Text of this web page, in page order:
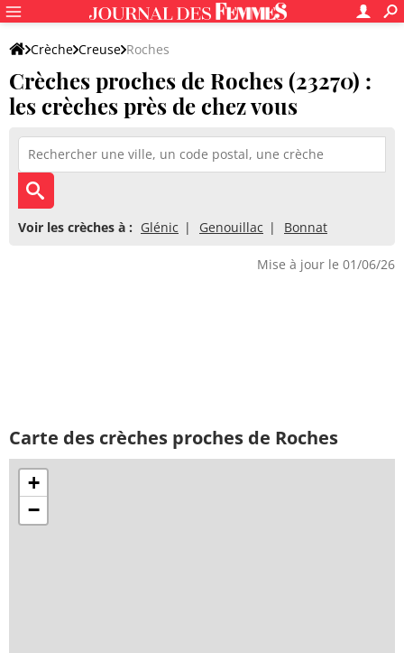
Crèche Creuse Roches
Crèches proches de Roches (23270) :
les crèches près de chez vous
Voir les crèches à : Glénic Genouillac Bonnat
Mise à jour le 01/06/26
Carte des crèches proches de Roches
+
−